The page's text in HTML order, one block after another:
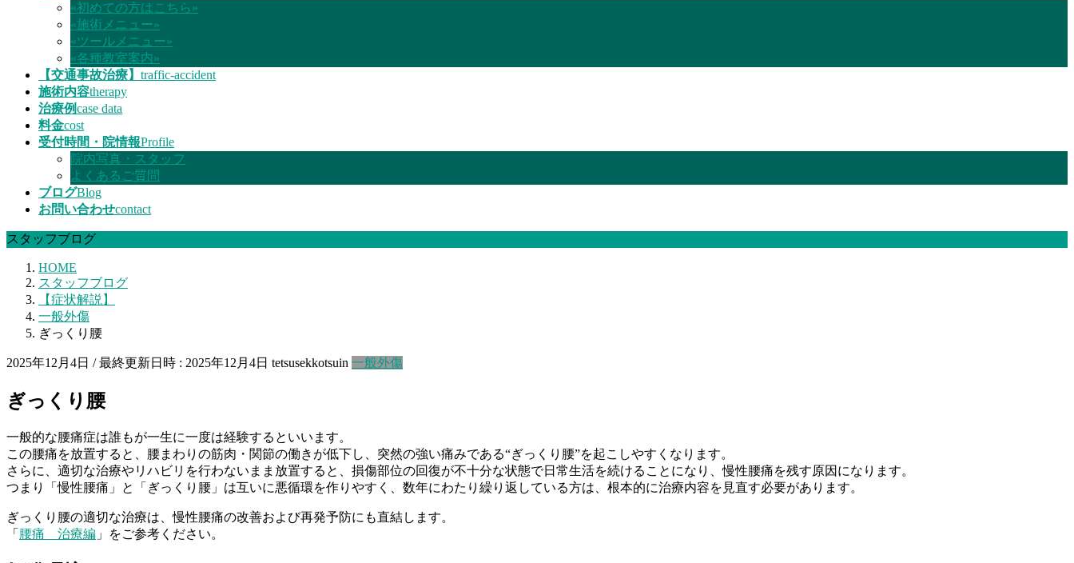
«初めての方はこちら»
«施術メニュー»
«ツールメニュー»
«各種教室案内»
【交通事故治療】 traffic-accident
施術内容therapy
治療例case data
料金cost
受付時間・院情報Profile
院内写真・スタッフ
よくあるご質問
ブログBlog
お問い合わせcontact
スタッフブログ
HOME
スタッフブログ
【症状解説】
一般外傷
ぎっくり腰
2025年12月4日 / 最終更新日時 : 2025年12月4日 tetsusekkotsuin 一般外傷
ぎっくり腰
一般的な腰痛症は誰もが一生に一度は経験するといいます。
この腰痛を放置すると、腰まわりの筋肉・関節の働きが低下し、突然の強い痛みである“ぎっくり腰”を起こしやすくなります。
さらに、適切な治療やリハビリを行わないまま放置すると、損傷部位の回復が不十分な状態で日常生活を続けることになり、慢性腰痛を残す原因になります。
つまり「慢性腰痛」と「ぎっくり腰」は互いに悪循環を作りやすく、数年にわたり繰り返している方は、根本的に治療内容を見直す必要があります。
ぎっくり腰の適切な治療は、慢性腰痛の改善および再発予防にも直結します。
「 腰痛 治療編 」をご参考ください。